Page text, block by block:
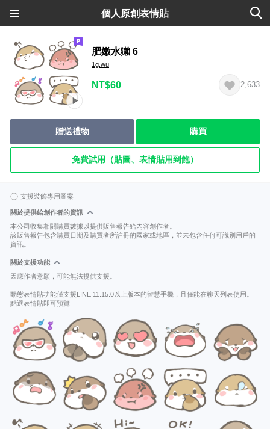
個人原創表情貼
肥嫩水獺 6
1g.wu
NT$60 2,633
贈送禮物 購買
免費試用（貼圖、表情貼用到飽）
支援裝飾專用圖案
關於提供給創作者的資訊
本公司收集相關購買數據以提供販售報告給內容創作者。
該販售報告包含購買日期及購買者所註冊的國家或地區，並未包含任何可識別用戶的
資訊。
關於支援功能
因應作者意願，可能無法提供支援。
動態表情貼功能僅支援LINE 11.15.0以上版本的智慧手機，且僅能在聊天列表使用。
點選表情貼即可預覽